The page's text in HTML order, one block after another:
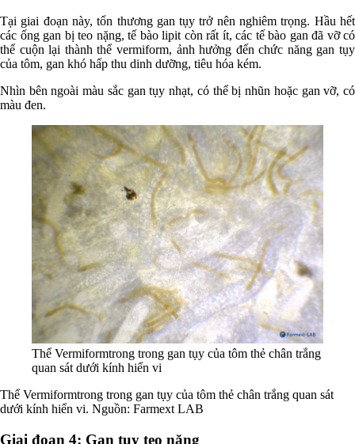
Tại giai đoạn này, tổn thương gan tụy trở nên nghiêm trọng. Hầu hết
các ống gan bị teo nặng, tế bào lipit còn rất ít, các tế bào gan đã vỡ có
thể cuộn lại thành thể vermiform, ảnh hưởng đến chức năng gan tụy
của tôm, gan khó hấp thu dinh dưỡng, tiêu hóa kém.
Nhìn bên ngoài màu sắc gan tụy nhạt, có thể bị nhũn hoặc gan vỡ, có
màu đen.
Thể Vermiformtrong trong gan tụy của tôm thẻ chân trắng
quan sát dưới kính hiển vi
Thể Vermiformtrong trong gan tụy của tôm thẻ chân trắng quan sát
dưới kính hiển vi. Nguồn: Farmext LAB
Giai đoạn 4: Gan tụy teo nặng